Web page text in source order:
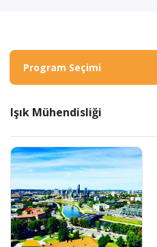
Program Seçimi
Işık Mühendisliği